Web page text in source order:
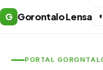
G Gorontalo Lensa ◐
PORTAL